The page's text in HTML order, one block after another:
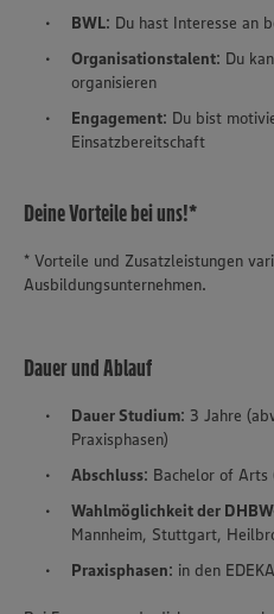
BWL: Du hast Interesse an
Organisationstalent: Du
organisieren
Engagement: Du bist
Einsatzbereitschaft
Deine Vorteile bei uns!*
* Vorteile und Zusatzleistungen
Ausbildungsunternehmen.
Dauer und Ablauf
Dauer Studium: 3 Jahre
Praxisphasen)
Abschluss: Bachelor of Arts
Wahlmöglichkeit der
Mannheim, Stuttgart,
Praxisphasen: in den